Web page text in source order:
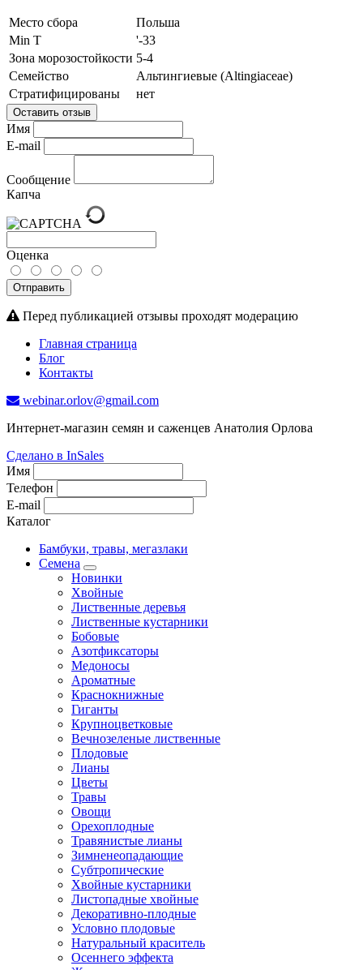
Место сбора
Польша
Min T
'-33
Зона морозостойкости 5-4
Семейство
Альтингиевые (Altingiаceae)
Стратифицированы
нет
Оставить отзыв
Имя
E-mail
Сообщение
Капча
Оценка
Отправить
Перед публикацией отзывы проходят модерацию
Главная страница
Блог
Контакты
webinar.orlov@gmail.com
Интернет-магазин семян и саженцев Анатолия Орлова
Сделано в InSales
Имя
Телефон
E-mail
Каталог
Бамбуки, травы, мегазлаки
Семена
Новинки
Хвойные
Лиственные деревья
Лиственные кустарники
Бобовые
Азотфиксаторы
Медоносы
Ароматные
Краснокнижные
Гиганты
Крупноцветковые
Вечнозеленые лиственные
Плодовые
Лианы
Цветы
Травы
Овощи
Орехоплодные
Травянистые лианы
Зимненеопадающие
Субтропические
Хвойные кустарники
Листопадные хвойные
Декоративно-плодные
Условно плодовые
Натуральный краситель
Осеннего эффекта